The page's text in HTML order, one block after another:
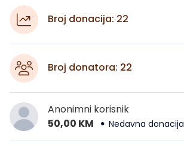
Broj donacija: 22
Broj donatora: 22
Anonimni korisnik
50,00 KM
Nedavna donacija